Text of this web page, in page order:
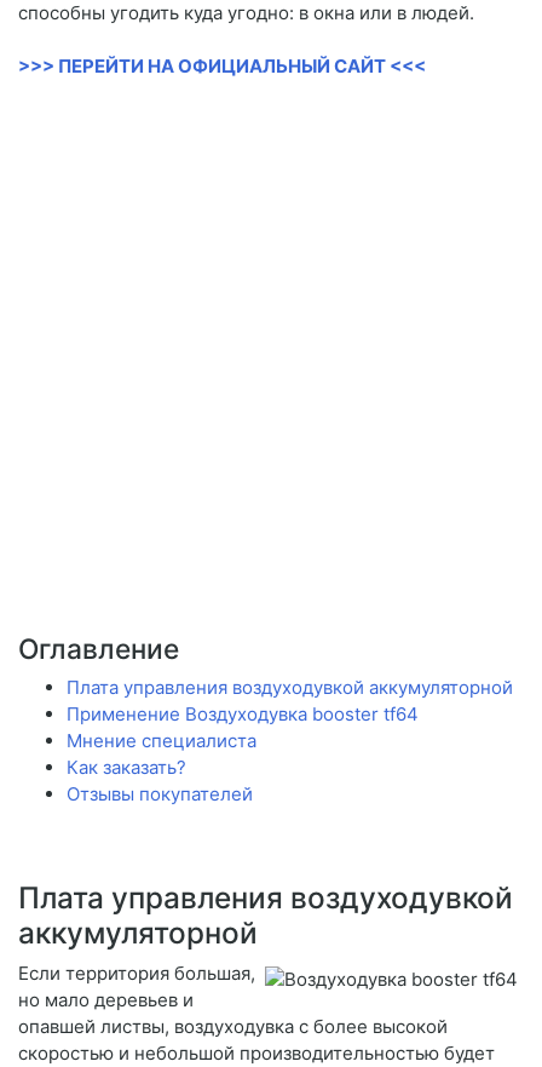
способны угодить куда угодно: в окна или в людей.
>>> ПЕРЕЙТИ НА ОФИЦИАЛЬНЫЙ САЙТ <<<
Оглавление
Плата управления воздуходувкой аккумуляторной
Применение Воздуходувка booster tf64
Мнение специалиста
Как заказать?
Отзывы покупателей
Плата управления воздуходувкой
аккумуляторной
Если территория большая,
но мало деревьев и
опавшей листвы, воздуходувка с более высокой
скоростью и небольшой производительностью будет